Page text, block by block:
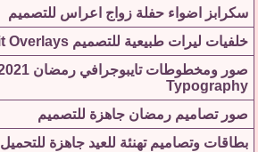
سكرابز اضواء حفلة زواج اعراس للتصميم
خلفيات ليرات طبيعية للتصميم Spring Portrait Overlays
Typography
صور تصاميم رمضان جاهزة للتصميم
بطاقات وتصاميم تهنئة للعيد جاهزة للتحميل